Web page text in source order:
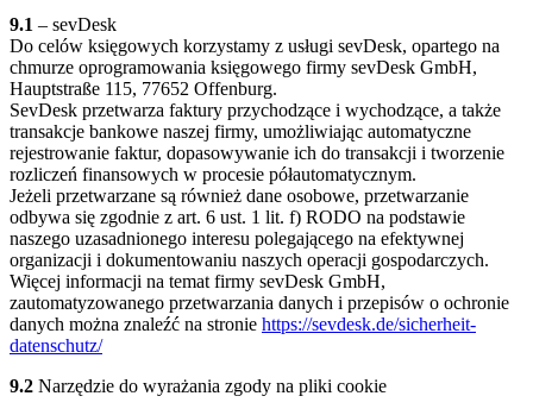
9.1 – sevDesk
Do celów księgowych korzystamy z usługi sevDesk, opartego na
chmurze oprogramowania księgowego firmy sevDesk GmbH,
Hauptstraße 115, 77652 Offenburg.
SevDesk przetwarza faktury przychodzące i wychodzące, a także
transakcje bankowe naszej firmy, umożliwiając automatyczne
rejestrowanie faktur, dopasowywanie ich do transakcji i tworzenie
rozliczeń finansowych w procesie półautomatycznym.
Jeżeli przetwarzane są również dane osobowe, przetwarzanie
odbywa się zgodnie z art. 6 ust. 1 lit. f) RODO na podstawie
naszego uzasadnionego interesu polegającego na efektywnej
organizacji i dokumentowaniu naszych operacji gospodarczych.
Więcej informacji na temat firmy sevDesk GmbH,
zautomatyzowanego przetwarzania danych i przepisów o ochronie
danych można znaleźć na stronie https://sevdesk.de/sicherheit-
datenschutz/
9.2 Narzędzie do wyrażania zgody na pliki cookie